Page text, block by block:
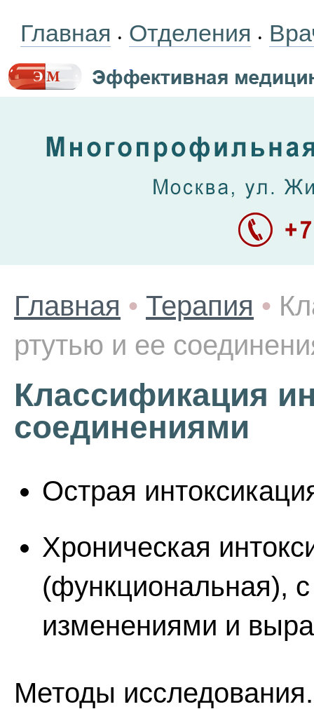
Главная • Отделения •
Главная • Терапия •
ртутью и ее
Классификация
соединениями
Острая
Хроническая
(функциональная),
изменениями и
Методы